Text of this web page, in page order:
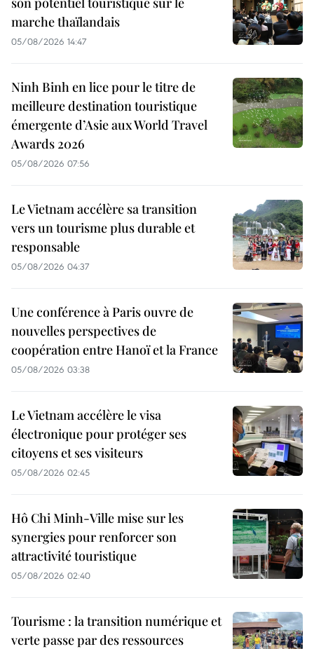
marche thaïlandais
05/08/2026 14:47
Ninh Binh en lice pour le titre de
meilleure destination touristique
émergente d’Asie aux World Travel
Awards 2026
05/08/2026 07:56
Le Vietnam accélère sa transition
vers un tourisme plus durable et
responsable
05/08/2026 04:37
Une conférence à Paris ouvre de
nouvelles perspectives de
coopération entre Hanoï et la France
05/08/2026 03:38
Le Vietnam accélère le visa
électronique pour protéger ses
citoyens et ses visiteurs
05/08/2026 02:45
Hô Chi Minh-Ville mise sur les
synergies pour renforcer son
attractivité touristique
05/08/2026 02:40
Tourisme : la transition numérique et
verte passe par des ressources